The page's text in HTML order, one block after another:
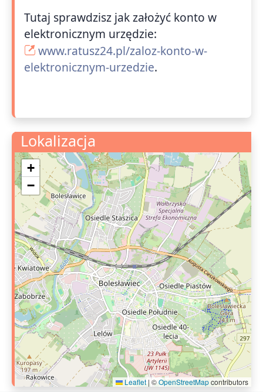
Tutaj sprawdzisz jak założyć konto w
elektronicznym urzędzie:
www.ratusz24.pl/zaloz-konto-w-
elektronicznym-urzedzie.
Lokalizacja
+
−
Leaflet | ©OpenStreetMapcontributors